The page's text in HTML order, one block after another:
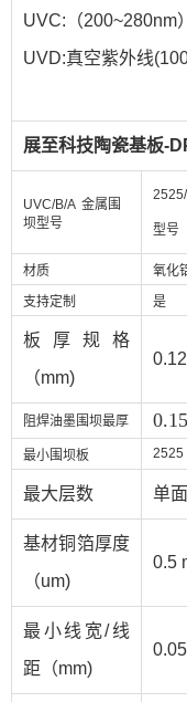
UVC:（200~280nm
UVD:真空紫外线
展至科技陶瓷基板-
UVC/B/A 金属围
坝型号
型号
材质
氧化
支持定制
是
板厚规格
（mm)
阻焊油墨围坝最厚
最小围坝板 2525
最大层数 单
基材铜箔厚度
（um)
0.5
最小线宽/线
距（mm)